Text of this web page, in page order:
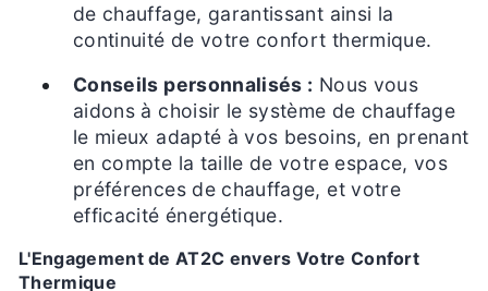
de chauffage, garantissant ainsi la
continuité de votre confort thermique.
Conseils personnalisés : Nous vous
aidons à choisir le système de chauffage
le mieux adapté à vos besoins, en prenant
en compte la taille de votre espace, vos
préférences de chauffage, et votre
efficacité énergétique.
L'Engagement de AT2C envers Votre Confort
Thermique